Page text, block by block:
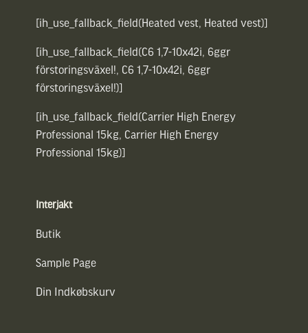
[ih_use_fallback_field(Heated vest, Heated vest)]
[ih_use_fallback_field(C6 1,7-10x42i, 6ggr
förstoringsväxel!, C6 1,7-10x42i, 6ggr
förstoringsväxel!)]
[ih_use_fallback_field(Carrier High Energy
Professional 15kg, Carrier High Energy
Professional 15kg)]
Interjakt
Butik
Sample Page
Din Indkøbskurv